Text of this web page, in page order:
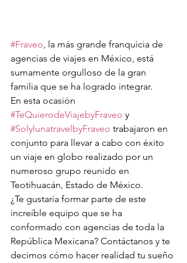
#Fraveo, la más grande franquicia de
agencias de viajes en México, está
sumamente orgulloso de la gran
familia que se ha logrado integrar.
En esta ocasión
#TeQuierodeViajebyFraveo y
#SolylunatravelbyFraveo trabajaron en
conjunto para llevar a cabo con éxito
un viaje en globo realizado por un
numeroso grupo reunido en
Teotihuacán, Estado de México.
¿Te gustaría formar parte de este
increíble equipo que se ha
conformado con agencias de toda la
República Mexicana? Contáctanos y te
decimos cómo hacer realidad tu sueño